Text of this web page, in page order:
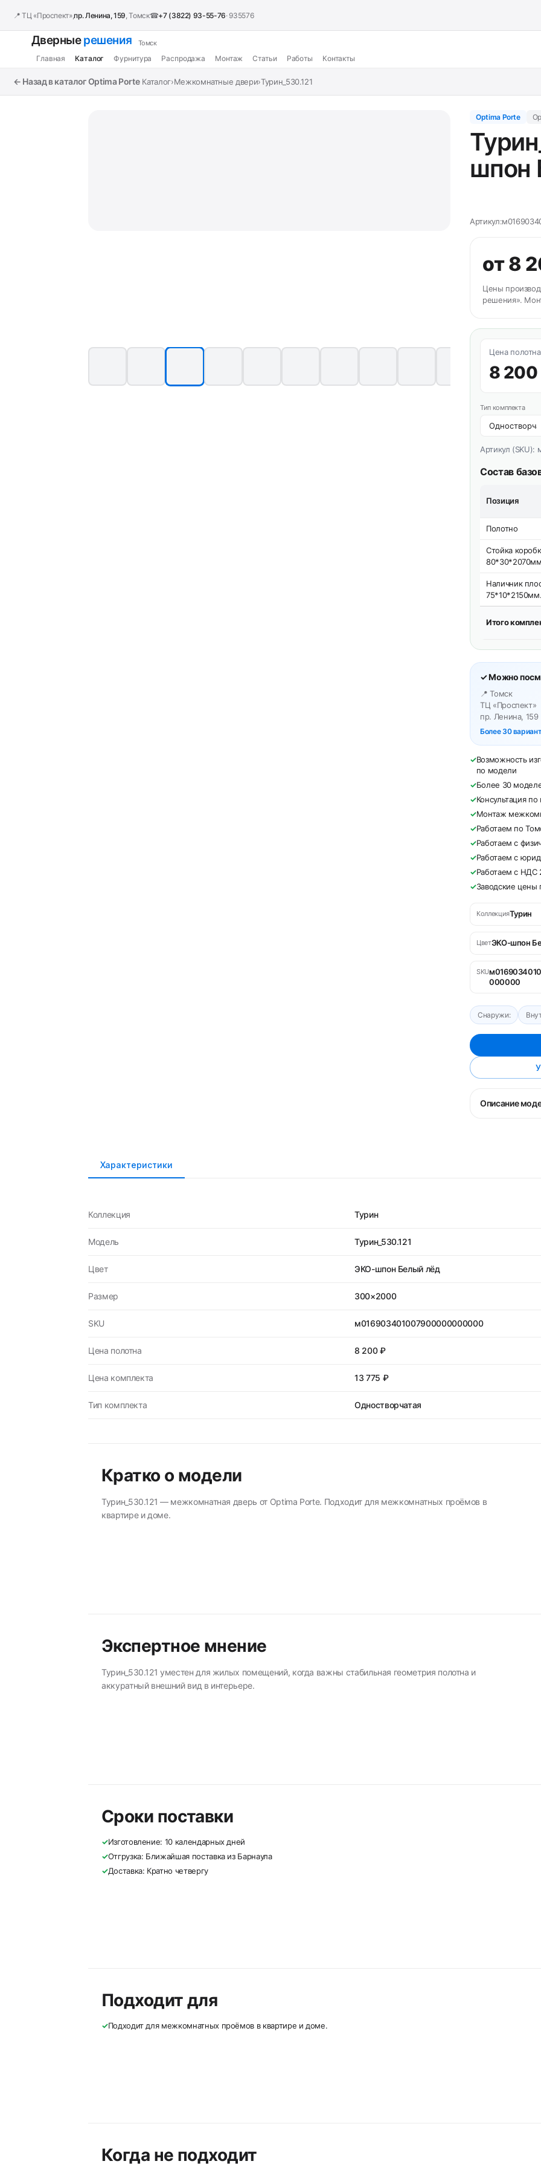
📍 ТЦ «Проспект»,пр. Ленина, 159 , Томск☎+7 (3822) 93-55-76· 935576
Дверныерешения Томск
Главная Каталог Фурнитура Распродажа Монтаж Статьи Работы Контакты
← Назад в каталог Optima Porte Каталог›Межкомнатные двери›Турин_530.121
Optima Porte
шпон
Артикул:
от 8
Цены
решения».
Цена полотна
8
Тип комплекта
Артикул (SKU):
Состав
Позиция
Полотно
Стойка
Наличник
Итого
✓ Можно
📍 Томск
ТЦ «Проспект»
пр. Ленина, 159
Более 30
✓Возможность
по модели
✓Более 30
✓Консультация
✓Монтаж
✓Работаем по
✓Работаем с
✓Работаем с
✓Работаем с НДС
✓Заводские цены
КоллекцияТурин
ЦветЭКО-шпон
SKU
000000
Снаружи:
Описание
Характеристики
Коллекция Турин
Модель Турин_530.121
Цвет ЭКО-шпон Белый лёд
Размер 300×2000
SKU м016903401007900000000000
Цена полотна 8 200 ₽
Цена комплекта 13 775 ₽
Тип комплекта Одностворчатая
Кратко о модели
Турин_530.121 — межкомнатная дверь от Optima Porte. Подходит для межкомнатных проёмов в
квартире и доме.
Экспертное мнение
Турин_530.121 уместен для жилых помещений, когда важны стабильная геометрия полотна и
аккуратный внешний вид в интерьере.
Сроки поставки
✓Изготовление: 10 календарных дней
✓Отгрузка: Ближайшая поставка из Барнаула
✓Доставка: Кратно четвергу
Подходит для
✓Подходит для межкомнатных проёмов в квартире и доме.
Когда не подходит